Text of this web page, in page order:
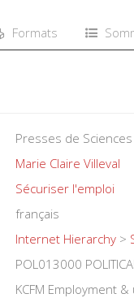
Formats
Presses de Sciences
Marie Claire Villeval
Sécuriser l'emploi
français
Internet Hierarchy >
POL013000
KCFM Employment